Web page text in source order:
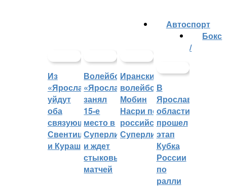
Из
«Ярославича»
уйдут
оба
связующих:
Свентицкис
и Кураш
Волейбольный
«Ярославич»
занял
15-е
место в
Суперлиге
и ждет
стыковых
матчей
Иранский
волейболист
Мобин
Насри покинет
российскую
Суперлигу
Автоспорт
В
Ярославской
области
прошел
этап
Кубка
России
по
ралли
Бокс
/